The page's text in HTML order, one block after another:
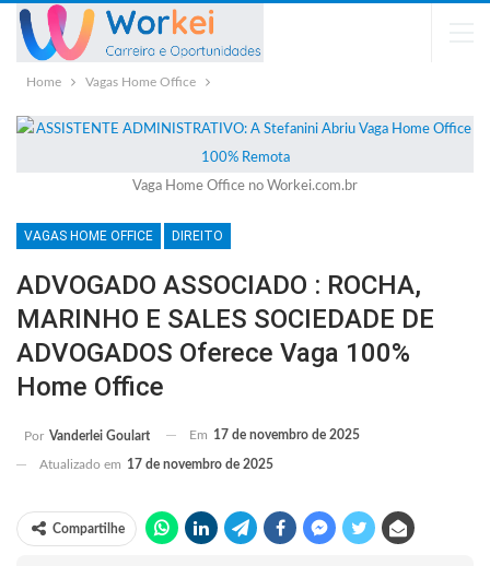
Home Vagas Home Office
Vaga Home Office no Workei.com.br
VAGAS HOME OFFICE DIREITO
ADVOGADO ASSOCIADO : ROCHA,
MARINHO E SALES SOCIEDADE DE
ADVOGADOS Oferece Vaga 100%
Home Office
Por Vanderlei Goulart Em 17 de novembro de 2025
Atualizado em 17 de novembro de 2025
Compartilhe